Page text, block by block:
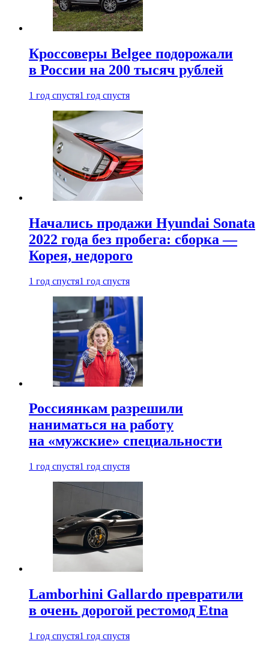
Кроссоверы Belgee подорожали
в России на 200 тысяч рублей
1 год спустя1 год спустя
Начались продажи Hyundai Sonata
2022 года без пробега: сборка —
Корея, недорого
1 год спустя1 год спустя
Россиянкам разрешили
наниматься на работу
на «мужские» специальности
1 год спустя1 год спустя
Lamborhini Gallardo превратили
в очень дорогой рестомод Etna
1 год спустя1 год спустя